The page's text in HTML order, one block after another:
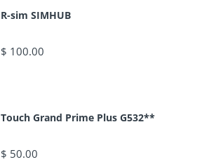
R-sim SIMHUB
$ 100.00
Touch Grand Prime Plus G532**
$ 50.00